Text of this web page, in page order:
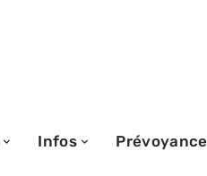
Infos Prévoyance